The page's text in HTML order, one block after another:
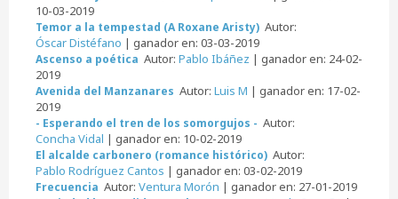
10-03-2019
Temor a la tempestad (A Roxane Aristy) Autor:
Óscar Distéfano | ganador en: 03-03-2019
Ascenso a poética Autor: Pablo Ibáñez | ganador en: 24-02-
2019
Avenida del Manzanares Autor: Luis M | ganador en: 17-02-
2019
- Esperando el tren de los somorgujos - Autor:
Concha Vidal | ganador en: 10-02-2019
El alcalde carbonero (romance histórico) Autor:
Pablo Rodríguez Cantos | ganador en: 03-02-2019
Frecuencia Autor: Ventura Morón | ganador en: 27-01-2019